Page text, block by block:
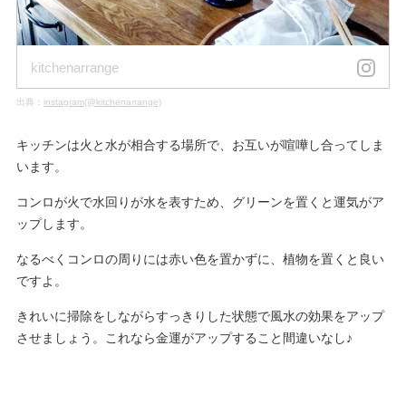
kitchenarrange
出典： instagram(@kitchenarrange)
キッチンは火と水が相合する場所で、お互いが喧嘩し合ってしま
います。
コンロが火で水回りが水を表すため、グリーンを置くと運気がア
ップします。
なるべくコンロの周りには赤い色を置かずに、植物を置くと良い
ですよ。
きれいに掃除をしながらすっきりした状態で風水の効果をアップ
させましょう。これなら金運がアップすること間違いなし♪